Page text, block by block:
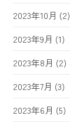
2023年10月 (2)
2023年9月 (1)
2023年8月 (2)
2023年7月 (3)
2023年6月 (5)